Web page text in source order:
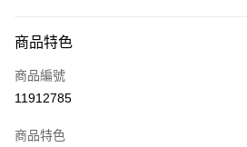
信用卡一次付款
超商取貨付款
商品特色
商品編號
11912785
商品特色